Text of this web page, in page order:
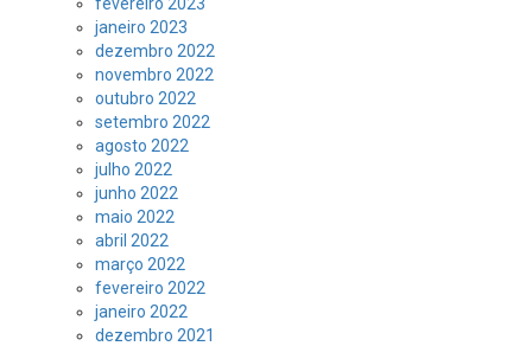
janeiro 2023
dezembro 2022
novembro 2022
outubro 2022
setembro 2022
agosto 2022
julho 2022
junho 2022
maio 2022
abril 2022
março 2022
fevereiro 2022
janeiro 2022
dezembro 2021